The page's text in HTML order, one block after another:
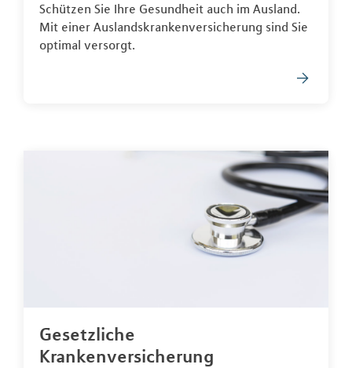
Schützen Sie Ihre Gesundheit auch im Ausland.
Mit einer Auslandskrankenversicherung sind Sie
optimal versorgt.
Gesetzliche
Krankenversicherung